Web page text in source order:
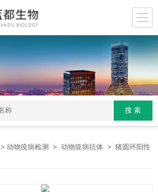
>动物疫病检测 >动物疫病抗体 > 猪圆环阳性